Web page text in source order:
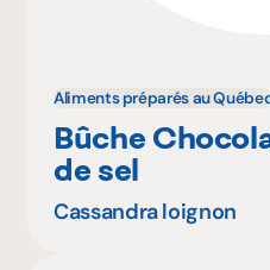
Aliments préparés au
Bûche
de sel
Cassandra loignon